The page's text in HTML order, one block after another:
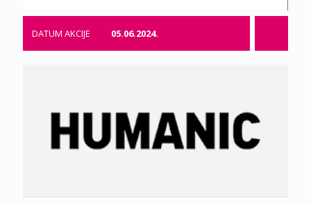
DATUM AKCIJE 05.06.2024.